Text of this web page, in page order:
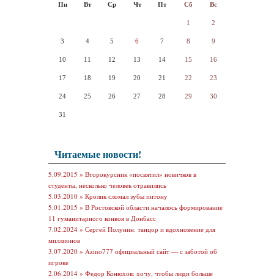
Пн Вт Ср Чт Пт Сб Вс
1 2
3 4 5 6 7 8 9
10 11 12 13 14 15 16
17 18 19 20 21 22 23
24 25 26 27 28 29 30
31
Читаемые новости!
5.09.2015 » Второкурсник «посвятил» новичков в
студенты, несколько человек отравились
5.03.2010 » Кролик сломал зубы питону
5.01.2015 » В Ростовской области началось формирование
11 гуманитарного конвоя в Донбасс
7.02.2024 » Сергей Полунин: танцор и вдохновение для
миллионов
3.07.2020 » Azino777 официальный сайт — с заботой об
игроке
2.06.2014 » Федор Конюхов: хочу, чтобы люди больше